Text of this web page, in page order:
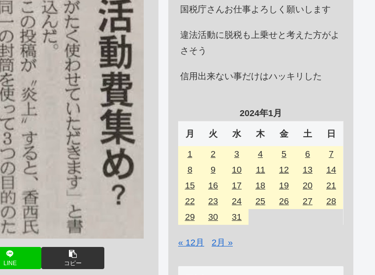
LINE コピー
国税庁さんお仕事よろしく願いします
違法活動に脱税も上乗せと考えた方がよ
さそう
信用出来ない事だけはハッキリした
2024年1月
月 火 水 木 金 土 日
1 2 3 4 5 6
7
8
9 10 11 12 13
14
15
16 17 18 19 20
21
22
23 24 25 26 27
28
29
30 31
« 12月 2月 »